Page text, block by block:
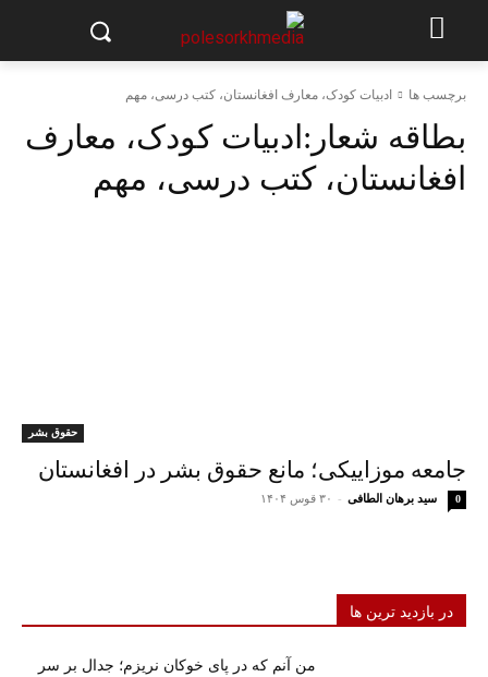
برچسب ها ادبیات کودک، معارف افغانستان، کتب درسی، مهم
بطاقه شعار:ادبیات کودک، معارف
افغانستان، کتب درسی، مهم
حقوق بشر
جامعه موزاییکی؛ مانع حقوق بشر در افغانستان
سید برهان الطافی - ۳۰ قوس ۱۴۰۴ 0
در بازدید ترین ها
من آنم که در پای خوکان نریزم؛ جدال بر سر